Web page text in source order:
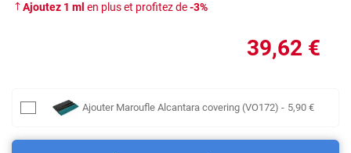
Ajoutez 1 ml en plus et profitez de-3%
39,62 €
Ajouter Maroufle Alcantara covering (VO172) - 5,90 €